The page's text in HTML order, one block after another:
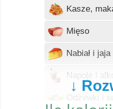
Wczytywanie
Kasze,
Wczytywanie
Mięso
Wczytywanie
Nabiał i jaja
Wczytywanie
Napoje i
Wczytywanie
↓